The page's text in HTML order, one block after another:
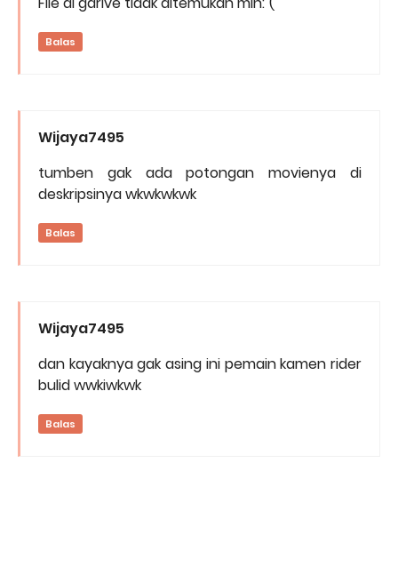
Balas
Wijaya7495
tumben gak ada potongan movienya di
deskripsinya wkwkwkwk
Balas
Wijaya7495
dan kayaknya gak asing ini pemain kamen rider
bulid wwkiwkwk
Balas